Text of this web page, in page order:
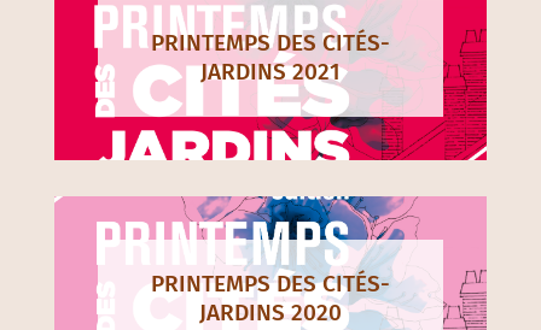
PRINTEMPS DES CITÉS-
JARDINS 2021
PRINTEMPS DES CITÉS-
JARDINS 2020